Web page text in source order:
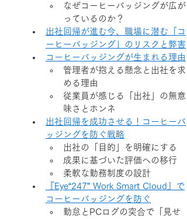
なぜコーヒーバッジングが広が
っているのか？
出社回帰が進む今、職場に潜む「コ
ーヒーバッジング」のリスクと弊害
コーヒーバッジングが生まれる理由
管理者が抱える懸念と出社を求
める理由
従業員が感じる「出社」の無意
味さとホンネ
出社回帰を成功させる！コーヒーバ
ッジングを防ぐ戦略
出社の「目的」を明確にする
成果に基づいた評価への移行
柔軟な勤務制度の設計
『Eye“247” Work Smart Cloud』で
コーヒーバッジングを防ぐ
勤怠とPCログの突合で「見せ